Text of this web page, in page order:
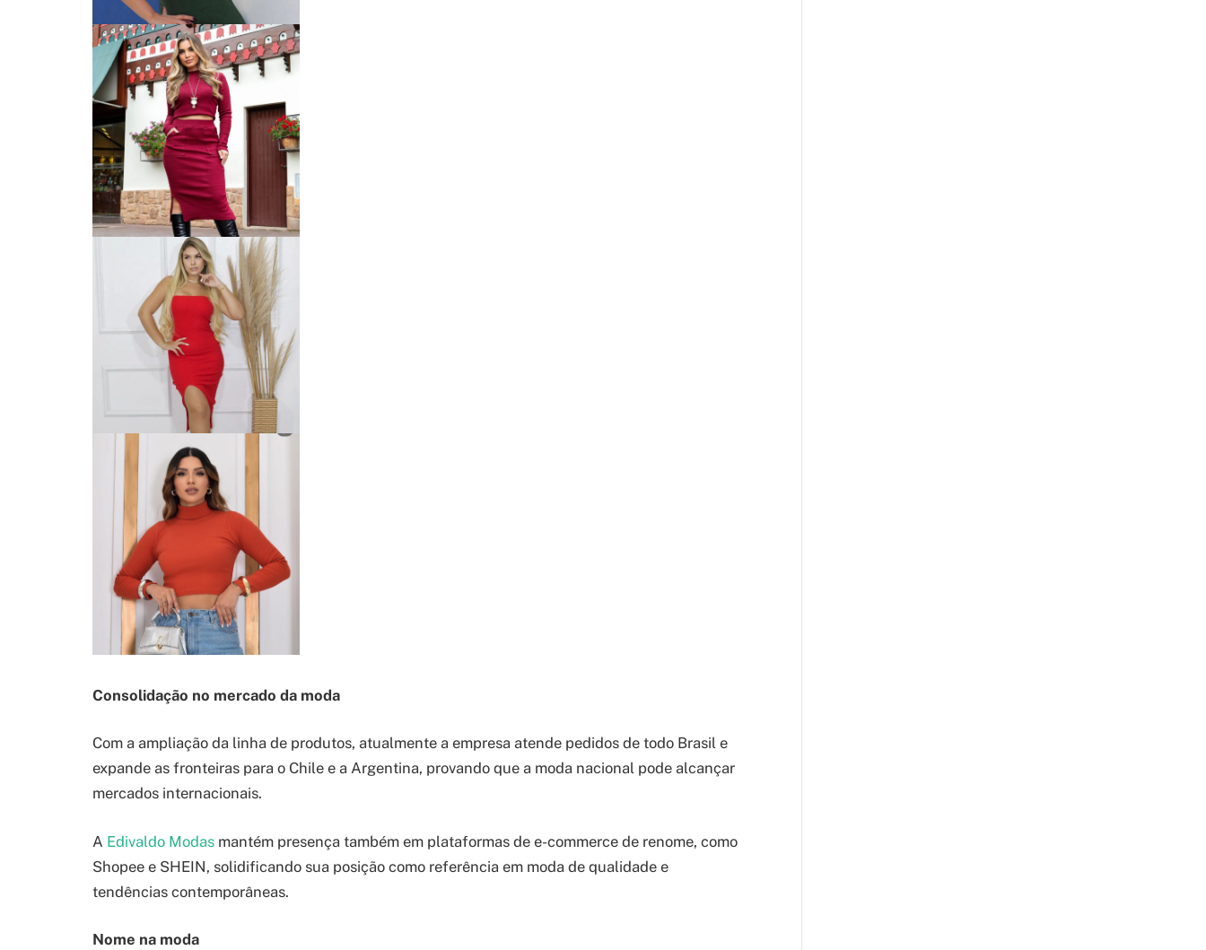
Consolidação no mercado da moda
Com a ampliação da linha de produtos, atualmente a empresa atende pedidos de todo Brasil e
expande as fronteiras para o Chile e a Argentina, provando que a moda nacional pode alcançar
mercados internacionais.
A Edivaldo Modas mantém presença também em plataformas de e-commerce de renome, como
Shopee e SHEIN, solidificando sua posição como referência em moda de qualidade e
tendências contemporâneas.
Nome na moda